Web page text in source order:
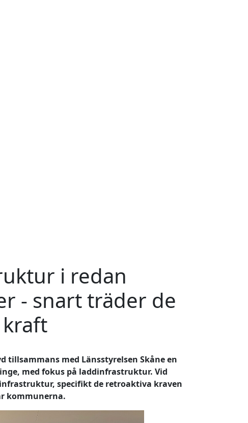
i redan
- snart träder de
tillsammans med Länsstyrelsen Skåne en
med fokus på laddinfrastruktur. Vid
specifikt de retroaktiva kraven
kommunerna.